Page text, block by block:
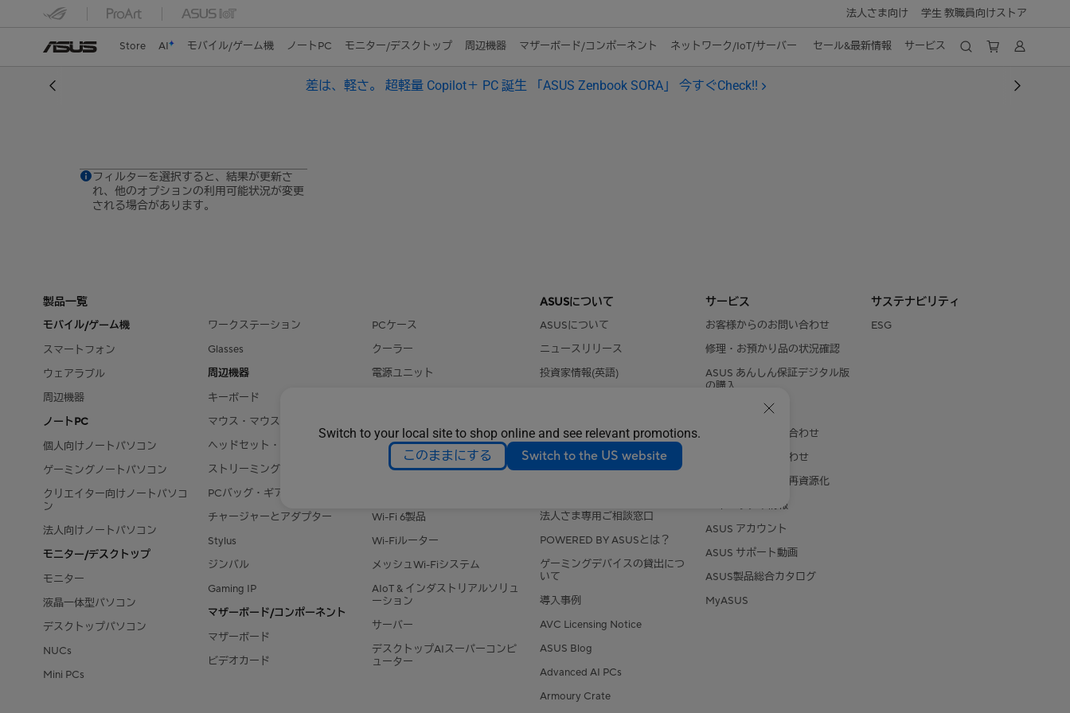
Switch to your local site to shop online and see relevant promotions.
このままにする Switch to the US website
法人さま向け 学生 教職員向けストア
Store AI モバイル/ゲーム機 ノートPC モニター/デスクトップ 周辺機器 マザーボード/コンポーネント ネットワーク/IoT/サーバー セール&最新情報 サービス
差は、軽さ。 超軽量 Copilot＋ PC 誕生 「ASUS Zenbook SORA」 今すぐCheck!!
フィルターを選択すると、結果が更新さ
れ、他のオプションの利用可能状況が変更
される場合があります。
製品一覧
モバイル/ゲーム機
スマートフォン
ウェアラブル
周辺機器
ノートPC
個人向けノートパソコン
ゲーミングノートパソコン
クリエイター向けノートパソコ
ン
法人向けノートパソコン
モニター/デスクトップ
モニター
液晶一体型パソコン
デスクトップパソコン
NUCs
Mini PCs
ワークステーション
Glasses
周辺機器
キーボード
マウス・マウスパッド
ヘッドセット・オーディオ
ストリーミングキット
PCバッグ・ギア
チャージャーとアダプター
Stylus
ジンバル
Gaming IP
マザーボード/コンポーネント
マザーボード
ビデオカード
PCケース
クーラー
電源ユニット
データストレージ
ネットワーク/IoT/サーバー
Wi-Fi 6製品
Wi-Fiルーター
メッシュWi-Fiシステム
AIoT & インダストリアルソリュ
ーション
サーバー
デスクトップAIスーパーコンピ
ューター
ASUSについて
ASUSについて
ニュースリリース
投資家情報(英語)
その他の情報
AI PC
法人さま専用ご相談窓口
POWERED BY ASUSとは？
ゲーミングデバイスの貸出につ
いて
導入事例
AVC Licensing Notice
ASUS Blog
Advanced AI PCs
Armoury Crate
サービス
お客様からのお問い合わせ
修理・お預かり品の状況確認
ASUS あんしん保証デジタル版
の購入
メールでのお問い合わせ
電話でのお問い合わせ
対象製品の回収・再資源化
セキュリティ情報
ASUS アカウント
ASUS サポート動画
ASUS製品総合カタログ
MyASUS
サステナビリティ
ESG